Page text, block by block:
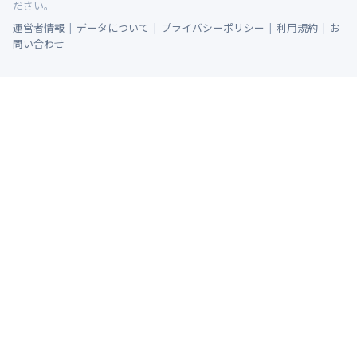
ださい。
運営者情報 | データについて | プライバシーポリシー | 利用規約 | お
問い合わせ